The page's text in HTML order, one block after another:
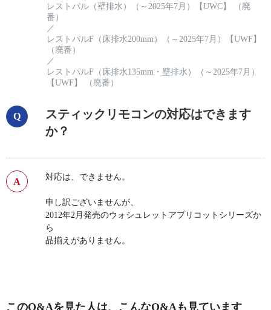
レストパル（壁排水）（～2025年7月）【UWC】 （廃
番）
／
レストパルF（床排水200mm）（～2025年7月）【UWF】
（廃番）
／
レストパルF（床排水135mm・壁排水）（～2025年7月）
【UWF】 （廃番）
スティックリモコンの対応はできます
か？
対応は、できません。
申し訳ございませんが、
2012年2月発売のウォシュレットアプリコットシリーズか
ら
品揃えがありません。
このQ&Aを見た人は、こんなQ&Aも見ています